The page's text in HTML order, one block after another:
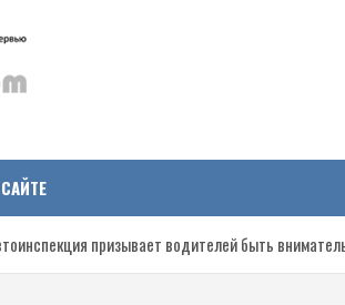
на
события в Новороссии,
призывает водителей быть